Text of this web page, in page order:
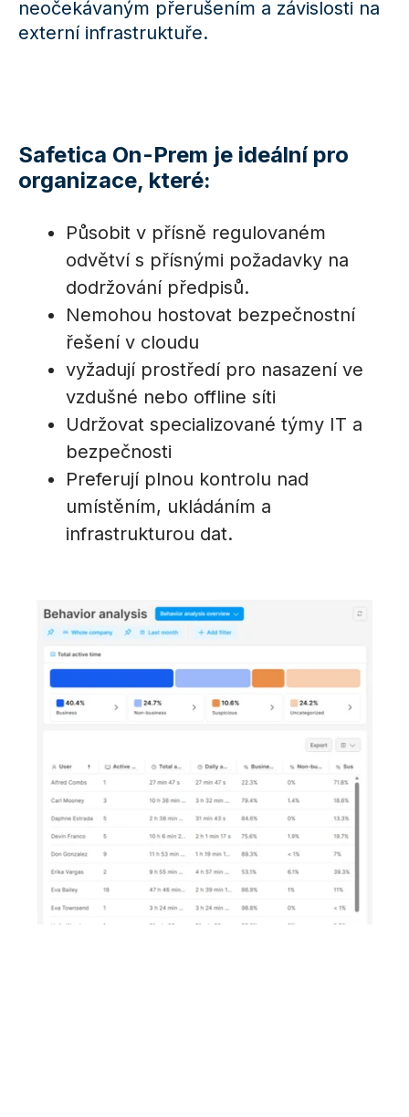
neočekávaným přerušením a závislosti na
externí infrastruktuře.
Safetica On-Prem je ideální pro
organizace, které:
Působit v přísně regulovaném
odvětví s přísnými požadavky na
dodržování předpisů.
Nemohou hostovat bezpečnostní
řešení v cloudu
vyžadují prostředí pro nasazení ve
vzdušné nebo offline síti
Udržovat specializované týmy IT a
bezpečnosti
Preferují plnou kontrolu nad
umístěním, ukládáním a
infrastrukturou dat.